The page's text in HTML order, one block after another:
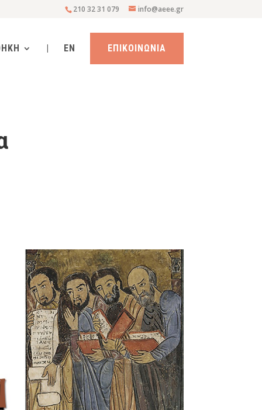
210 32 31 079 info@aeee.gr
| EN ΕΠΙΚΟΙΝΩΝΙΑ